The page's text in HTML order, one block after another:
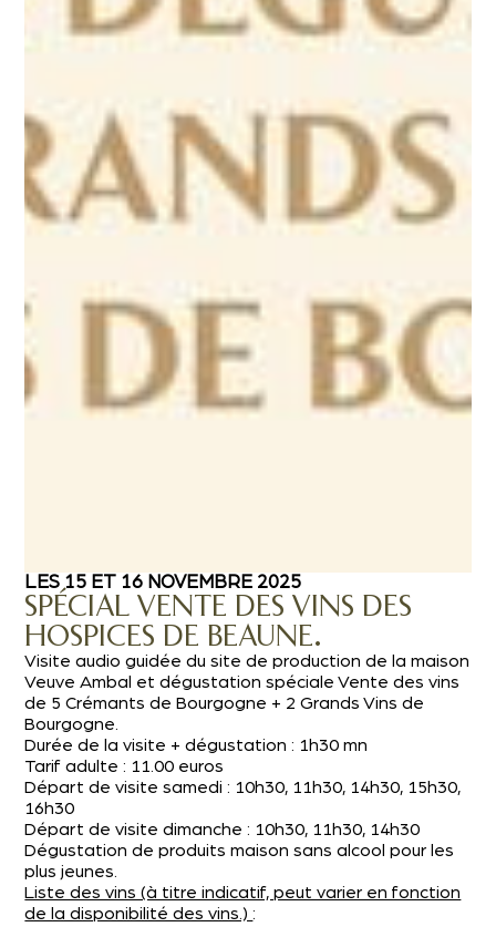
LES 15 ET 16 NOVEMBRE 2025
SPÉCIAL VENTE DES VINS DES
HOSPICES DE BEAUNE.
Visite audio guidée du site de production de la maison
Veuve Ambal et dégustation spéciale Vente des vins
de 5 Crémants de Bourgogne + 2 Grands Vins de
Bourgogne.
Durée de la visite + dégustation : 1h30 mn
Tarif adulte : 11.00 euros
Départ de visite samedi : 10h30, 11h30, 14h30, 15h30,
16h30
Départ de visite dimanche : 10h30, 11h30, 14h30
Dégustation de produits maison sans alcool pour les
plus jeunes.
Liste des vins (à titre indicatif, peut varier en fonction
de la disponibilité des vins.):